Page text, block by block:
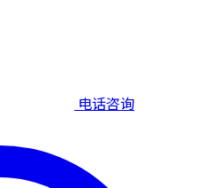
电话咨询